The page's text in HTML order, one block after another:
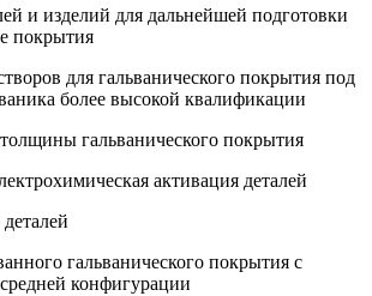
и изделий для дальнейшей подготовки
покрытия
для гальванического покрытия под
более высокой квалификации
гальванического покрытия
активация деталей
гальванического покрытия с
конфигурации